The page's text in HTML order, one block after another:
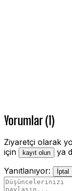
Yorumlar (1)
Ziyaretçi olarak
için
kayıt olun ya
Yanıtlanıyor:
İptal